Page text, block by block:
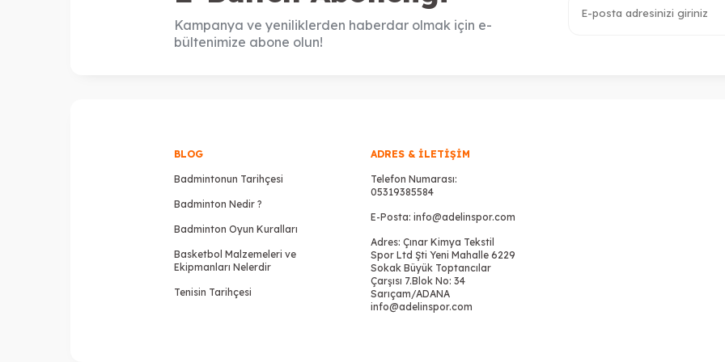
Kampanya ve yeniliklerden haberdar olmak için e-
bültenimize abone olun!
BLOG
Badmintonun Tarihçesi
Badminton Nedir ?
Badminton Oyun Kuralları
Basketbol Malzemeleri ve
Ekipmanları Nelerdir
Tenisin Tarihçesi
ADRES & İLETIŞIM
Telefon Numarası:
05319385584
E-Posta:info@adelinspor.com
Adres: Çınar Kimya Tekstil
Spor Ltd Şti Yeni Mahalle 6229
Sokak Büyük Toptancılar
Çarşısı 7.Blok No: 34
Sarıçam/ADANA
info@adelinspor.com